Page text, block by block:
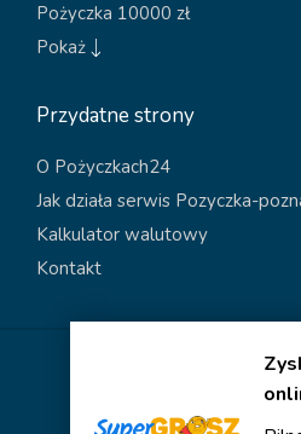
Pożyczka 10000 zł
Pokaż
Przydatne strony
O Pożyczkach24
Jak działa serwis Pozyczka-
Kalkulator walutowy
Kontakt
Polityka dotycząca
Polityka